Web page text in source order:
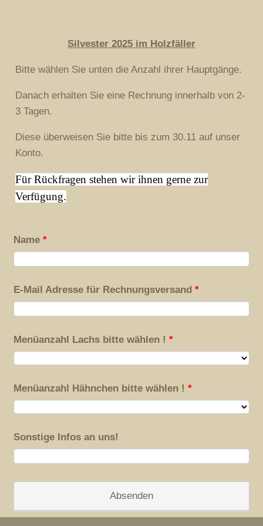
Silvester 2025 im Holzfäller
Bitte wählen Sie unten die Anzahl ihrer Hauptgänge.
Danach erhalten Sie eine Rechnung innerhalb von 2-
3 Tagen.
Diese überweisen Sie bitte bis zum 30.11 auf unser
Konto.
Für Rückfragen stehen wir ihnen gerne zur
Verfügung.
Name *
E-Mail Adresse für Rechnungsversand *
Menüanzahl Lachs bitte wählen ! *
Menüanzahl Hähnchen bitte wählen ! *
Sonstige Infos an uns!
Absenden